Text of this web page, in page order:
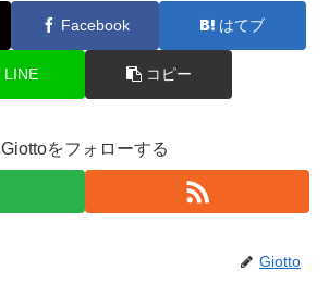
Facebook はてブ
LINE コピー
Giottoをフォローする
Giotto